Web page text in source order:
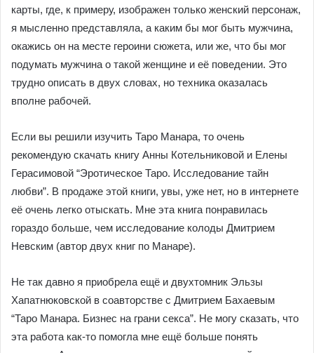
карты, где, к примеру, изображен только женский персонаж,
я мысленно представляла, а каким бы мог быть мужчина,
окажись он на месте героини сюжета, или же, что бы мог
подумать мужчина о такой женщине и её поведении. Это
трудно описать в двух словах, но техника оказалась
вполне рабочей.
Если вы решили изучить Таро Манара, то очень
рекомендую скачать книгу Анны Котельниковой и Елены
Герасимовой “Эротическое Таро. Исследование тайн
любви”. В продаже этой книги, увы, уже нет, но в интернете
её очень легко отыскать. Мне эта книга понравилась
гораздо больше, чем исследование колоды Дмитрием
Невским (автор двух книг по Манаре).
Не так давно я приобрела ещё и двухтомник Эльзы
Хапатнюковской в соавторстве с Дмитрием Бахаевым
“Таро Манара. Бизнес на грани секса”. Не могу сказать, что
эта работа как-то помогла мне ещё больше понять